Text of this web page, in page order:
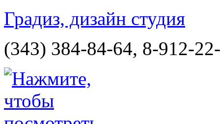
Градиз, дизайн студия
(343) 384-84-64, 8-912-